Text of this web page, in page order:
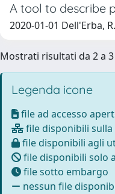
A tool to describe
2020-01-01 Dell'Erba, R.
Mostrati risultati da 2 a
Legenda icone
file ad accesso
file disponibili
file disponibili agli
file disponibili solo
file sotto embargo
nessun file